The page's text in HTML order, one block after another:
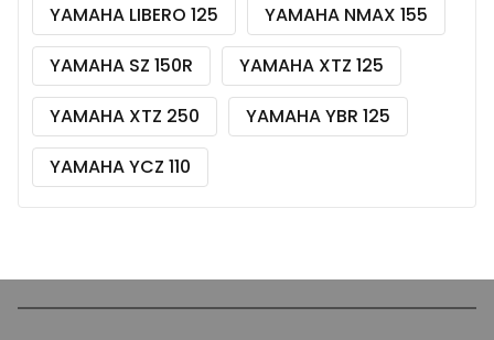
YAMAHA LIBERO 125
YAMAHA NMAX 155
YAMAHA SZ 150R
YAMAHA XTZ 125
YAMAHA XTZ 250
YAMAHA YBR 125
YAMAHA YCZ 110